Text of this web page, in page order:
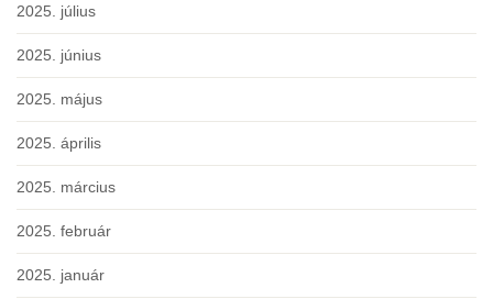
2025. július
2025. június
2025. május
2025. április
2025. március
2025. február
2025. január